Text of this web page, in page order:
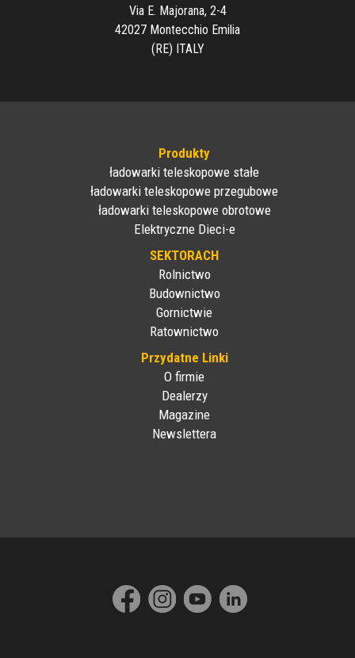
Via E. Majorana, 2-4
42027 Montecchio Emilia
(RE) ITALY
Produkty
ładowarki teleskopowe stałe
ładowarki teleskopowe przegubowe
ładowarki teleskopowe obrotowe
Elektryczne Dieci-e
SEKTORACH
Rolnictwo
Budownictwo
Gornictwie
Ratownictwo
Przydatne Linki
O firmie
Dealerzy
Magazine
Newslettera